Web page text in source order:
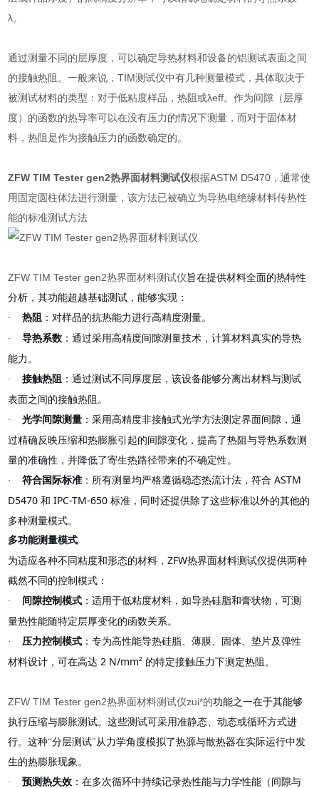
λ。
通过测量不同的层厚度，可以确定导热材料和设备的铝测试表面之间
的接触热阻。一般来说，TIM测试仪中有几种测量模式，具体取决于
被测试材料的类型：对于低粘度样品，热阻或λeff。作为间隙（层厚
度）的函数的热导率可以在没有压力的情况下测量，而对于固体材
料，热阻是作为接触压力的函数确定的。
ZFW TIM Tester gen2热界面材料测试仪根据ASTM D5470 ，通常使
用固定圆柱体法进行测量，该方法已被确立为导热电绝缘材料传热性
能的标准测试方法
ZFW TIM Tester gen2热界面材料测试仪旨在提供材料全面的热特性
分析，其功能超越基础测试，能够实现：
· 热阻 ：对样品的抗热能力进行高精度测量。
· 导热系数 ：通过采用高精度间隙测量技术，计算材料真实的导热
能力。
· 接触热阻 ：通过测试不同厚度层，该设备能够分离出材料与测试
表面之间的接触热阻。
· 光学间隙测量 ：采用高精度非接触式光学方法测定界面间隙，通
过精确反映压缩和热膨胀引起的间隙变化，提高了热阻与导热系数测
量的准确性，并降低了寄生热路径带来的不确定性。
· 符合国际标准 ：所有测量均严格遵循稳态热流计法，符合 ASTM
D5470和 IPC-TM-650标准，同时还提供除了这些标准以外的其他的
多种测量模式。
多功能测量模式
为适应各种不同粘度和形态的材料，ZFW热界面材料测试仪提供两种
截然不同的控制模式：
· 间隙控制模式 ：适用于低粘度材料，如导热硅脂和膏状物，可测
量热性能随特定层厚变化的函数关系。
· 压力控制模式 ：专为高性能导热硅脂、薄膜、固体、垫片及弹性
材料设计，可在高达 2 N/mm² 的特定接触压力下测定热阻。
ZFW TIM Tester gen2热界面材料测试仪zui*的功能之一在于其能够
执行压缩与膨胀测试。这些测试可采用准静态、动态或循环方式进
行。这种“分层测试"从力学角度模拟了热源与散热器在实际运行中发
生的热膨胀现象。
·
预测热失效 ：在多次循环中持续记录热性能与力学性能（间隙与